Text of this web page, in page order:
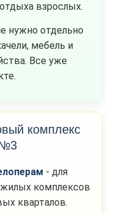
взрослых.
нужно отдельно
мебель и
Все уже
комплекс
- для
комплексов
кварталов.